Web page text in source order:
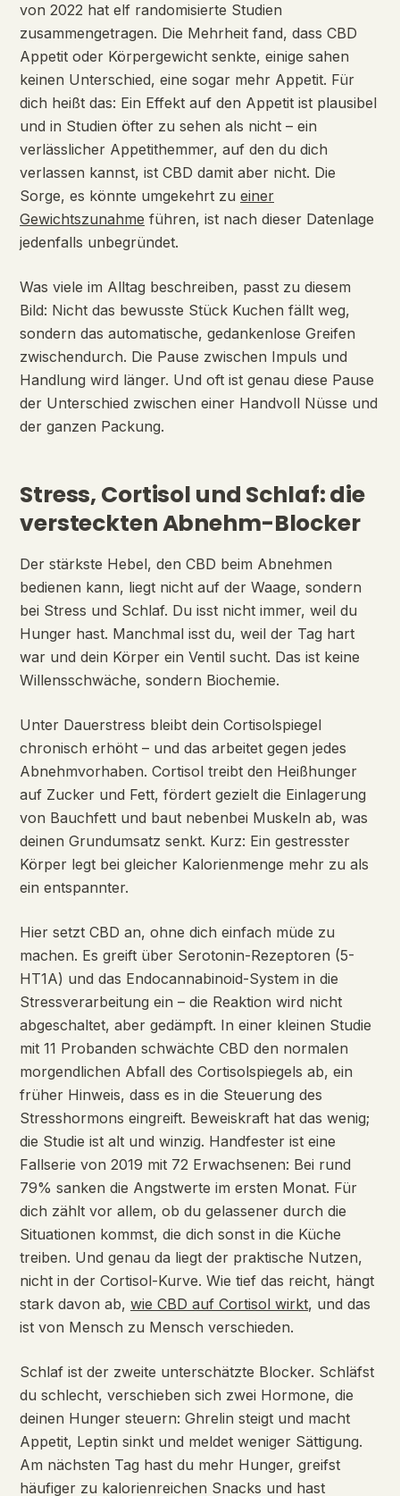
von 2022 hat elf randomisierte Studien
zusammengetragen. Die Mehrheit fand, dass CBD
Appetit oder Körpergewicht senkte, einige sahen
keinen Unterschied, eine sogar mehr Appetit. Für
dich heißt das: Ein Effekt auf den Appetit ist plausibel
und in Studien öfter zu sehen als nicht – ein
verlässlicher Appetithemmer, auf den du dich
verlassen kannst, ist CBD damit aber nicht. Die
Sorge, es könnte umgekehrt zu einer
Gewichtszunahme führen, ist nach dieser Datenlage
jedenfalls unbegründet.
Was viele im Alltag beschreiben, passt zu diesem
Bild: Nicht das bewusste Stück Kuchen fällt weg,
sondern das automatische, gedankenlose Greifen
zwischendurch. Die Pause zwischen Impuls und
Handlung wird länger. Und oft ist genau diese Pause
der Unterschied zwischen einer Handvoll Nüsse und
der ganzen Packung.
Stress, Cortisol und Schlaf: die
versteckten Abnehm-Blocker
Der stärkste Hebel, den CBD beim Abnehmen
bedienen kann, liegt nicht auf der Waage, sondern
bei Stress und Schlaf. Du isst nicht immer, weil du
Hunger hast. Manchmal isst du, weil der Tag hart
war und dein Körper ein Ventil sucht. Das ist keine
Willensschwäche, sondern Biochemie.
Unter Dauerstress bleibt dein Cortisolspiegel
chronisch erhöht – und das arbeitet gegen jedes
Abnehmvorhaben. Cortisol treibt den Heißhunger
auf Zucker und Fett, fördert gezielt die Einlagerung
von Bauchfett und baut nebenbei Muskeln ab, was
deinen Grundumsatz senkt. Kurz: Ein gestresster
Körper legt bei gleicher Kalorienmenge mehr zu als
ein entspannter.
Hier setzt CBD an, ohne dich einfach müde zu
machen. Es greift über Serotonin-Rezeptoren (5-
HT1A) und das Endocannabinoid-System in die
Stressverarbeitung ein – die Reaktion wird nicht
abgeschaltet, aber gedämpft. In einer kleinen Studie
mit 11 Probanden schwächte CBD den normalen
morgendlichen Abfall des Cortisolspiegels ab, ein
früher Hinweis, dass es in die Steuerung des
Stresshormons eingreift. Beweiskraft hat das wenig;
die Studie ist alt und winzig. Handfester ist eine
Fallserie von 2019 mit 72 Erwachsenen: Bei rund
79% sanken die Angstwerte im ersten Monat. Für
dich zählt vor allem, ob du gelassener durch die
Situationen kommst, die dich sonst in die Küche
treiben. Und genau da liegt der praktische Nutzen,
nicht in der Cortisol-Kurve. Wie tief das reicht, hängt
stark davon ab, wie CBD auf Cortisol wirkt, und das
ist von Mensch zu Mensch verschieden.
Schlaf ist der zweite unterschätzte Blocker. Schläfst
du schlecht, verschieben sich zwei Hormone, die
deinen Hunger steuern: Ghrelin steigt und macht
Appetit, Leptin sinkt und meldet weniger Sättigung.
Am nächsten Tag hast du mehr Hunger, greifst
häufiger zu kalorienreichen Snacks und hast